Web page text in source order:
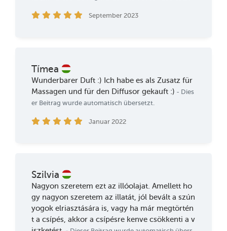
September 2023
Tímea
Wunderbarer Duft :) Ich habe es als Zusatz für
Massagen und für den Diffusor gekauft :) - Dies
er Beitrag wurde automatisch übersetzt.
Januar 2022
Szilvia
Nagyon szeretem ezt az illóolajat. Amellett ho
gy nagyon szeretem az illatát, jól bevált a szún
yogok elriasztására is, vagy ha már megtörtén
t a csípés, akkor a csípésre kenve csökkenti a v